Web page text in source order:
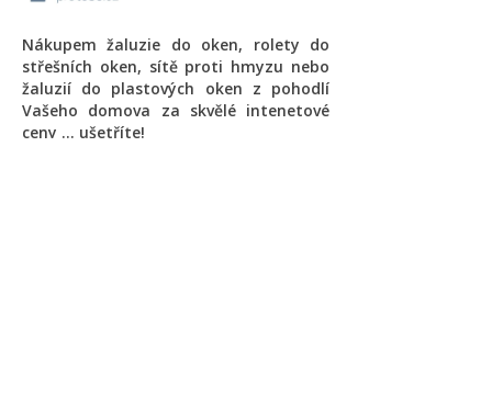
Nákupem žaluzie do oken, rolety do
střešních oken, sítě proti hmyzu nebo
žaluzií do plastových oken z pohodlí
Vašeho domova za skvělé intenetové
ceny ... ušetříte!